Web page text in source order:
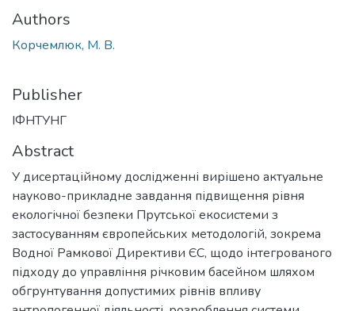
Authors
Корчемлюк, М. В.
Publisher
ІФНТУНГ
Abstract
У дисертаційному дослідженні вирішено актуальне
науково-прикладне завдання підвищення рівня
екологічної безпеки Прутської екосистеми з
застосуванням європейських методологій, зокрема
Водної Рамкової Директиви ЄС, щодо інтегрованого
підходу до управління річковим басейном шляхом
обгрунтування допустимих рівнів впливу